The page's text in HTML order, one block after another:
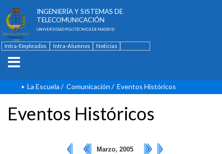
INGENIERÍA Y SISTEMAS DE
TELECOMUNICACIÓN
UNIVERSIDAD POLITÉCNICA DE MADRID
Intra-Empleados Intra-Alumnos
Noticias
La Escuela / Comunicación / Eventos Históricos
Eventos Históricos
Marzo, 2005